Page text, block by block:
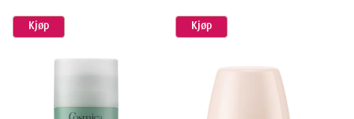
Kjøp Kjøp